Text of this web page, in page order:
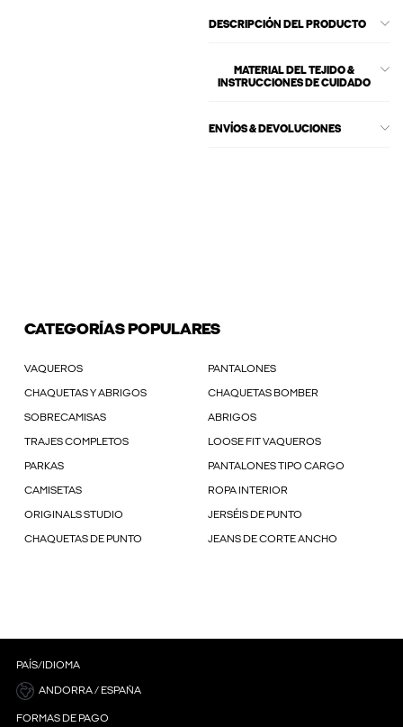
DESCRIPCIÓN DEL PRODUCTO
MATERIAL DEL TEJIDO &
INSTRUCCIONES DE CUIDADO
ENVÍOS & DEVOLUCIONES
CATEGORÍAS POPULARES
VAQUEROS PANTALONES
CHAQUETAS Y ABRIGOS CHAQUETAS BOMBER
SOBRECAMISAS ABRIGOS
TRAJES COMPLETOS LOOSE FIT VAQUEROS
PARKAS PANTALONES TIPO CARGO
CAMISETAS ROPA INTERIOR
ORIGINALS STUDIO JERSÉIS DE PUNTO
CHAQUETAS DE PUNTO JEANS DE CORTE ANCHO
PAÍS/IDIOMA
ANDORRA / ESPAÑA
FORMAS DE PAGO